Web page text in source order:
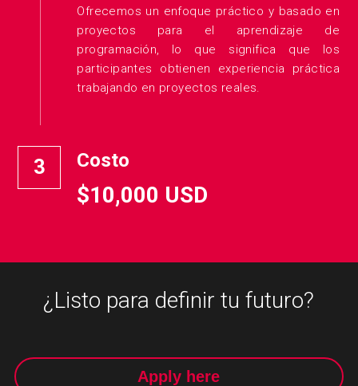
Ofrecemos un enfoque práctico y basado en
proyectos para el aprendizaje de
programación, lo que significa que los
participantes obtienen experiencia práctica
trabajando en proyectos reales.
3 Costo
$10,000 USD
¿Listo para definir tu futuro?
Apply here